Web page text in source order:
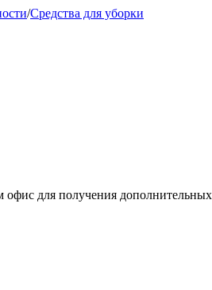
/Средства для уборки
для получения дополнительных